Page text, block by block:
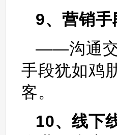
9、营销
——沟通交
手段犹如鸡
客。
10、线下